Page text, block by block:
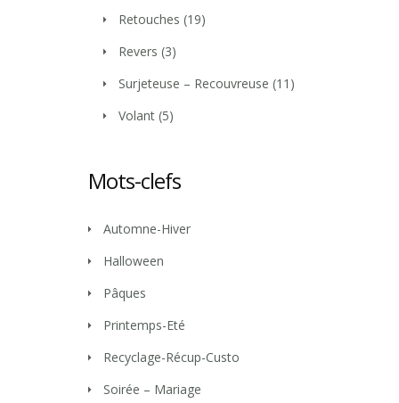
Retouches (19)
Revers (3)
Surjeteuse – Recouvreuse (11)
Volant (5)
Mots-clefs
Automne-Hiver
Halloween
Pâques
Printemps-Eté
Recyclage-Récup-Custo
Soirée – Mariage